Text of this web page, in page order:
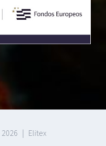
2026 | Elitex